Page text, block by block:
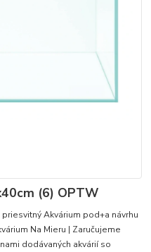
(6) OPTW
Akvárium pod+a návrhu
Na Mieru | Zaručujeme
dodávaných akvárií so